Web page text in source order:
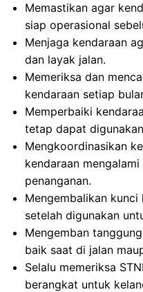
Memastikan agar
siap operasional
Menjaga kendaraan
dan layak jalan.
Memeriksa dan
kendaraan setiap
Memperbaiki
tetap dapat
Mengkoordinasikan
kendaraan
penanganan.
Mengembalikan kunci
setelah digunakan
Mengemban
baik saat di jalan
Selalu memeriksa
berangkat untuk